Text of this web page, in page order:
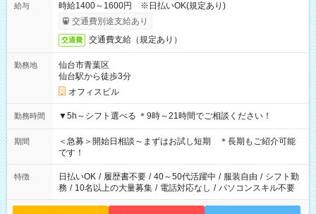
給与
時給1400～1600円 ※日払いOK(規定あり)
交通費別途支給あり
交通費 交通費支給（規定あり）
勤務地
仙台市青葉区
仙台駅から徒歩3分
オフィスビル
勤務時間 ▼5h～シフト選べる ＊9時～21時間でご相談ください！
期間
＜急募＞開始日相談～まずはお試し短期 ＊長期もご紹介可能
です！
特徴 日払いOK / 履歴書不要 / 40～50代活躍中 / 服装自由 / シフト勤
務 / 10名以上の大量募集 / 電話対応なし / パソコンスキル不要